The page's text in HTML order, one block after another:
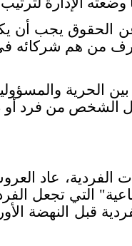
الحقوق يجب أن
من هم شركائه
الحرية
الشخص من
عاد
التي تجعل
قبل النهضة